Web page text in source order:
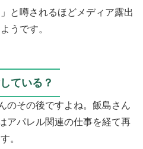
と噂されるほどメディア露出
うです。
ている？
のその後ですよね。飯島さん
アパレル関連の仕事を経て再
。